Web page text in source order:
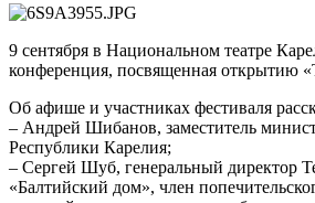
9 сентября в Национальном театре
конференция, посвященная открытию
Об афише и участниках фестиваля
– Андрей Шибанов, заместитель
Республики Карелия;
– Сергей Шуб, генеральный директор
«Балтийский дом», член